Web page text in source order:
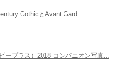
GothicとAvant Gard...
ープラス）2018 コンパニオン写真...